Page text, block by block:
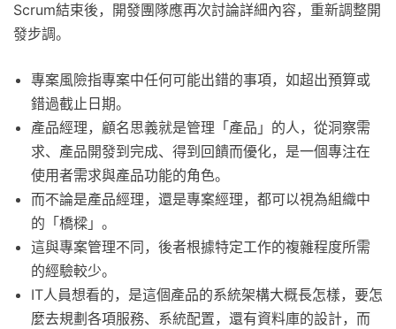
Scrum結束後，開發團隊應再次討論詳細內容，重新調整開
發步調。
專案風險指專案中任何可能出錯的事項，如超出預算或
錯過截止日期。
產品經理，顧名思義就是管理「產品」的人，從洞察需
求、產品開發到完成、得到回饋而優化，是一個專注在
使用者需求與產品功能的角色。
而不論是產品經理，還是專案經理，都可以視為組織中
的「橋樑」。
這與專案管理不同，後者根據特定工作的複雜程度所需
的經驗較少。
IT人員想看的，是這個產品的系統架構大概長怎樣，要怎
麼去規劃各項服務、系統配置，還有資料庫的設計，而